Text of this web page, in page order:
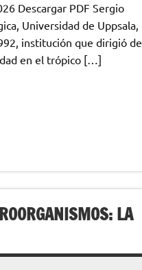
Descargar PDF Sergio
Universidad de Uppsala,
institución que dirigió de
en el trópico […]
LA